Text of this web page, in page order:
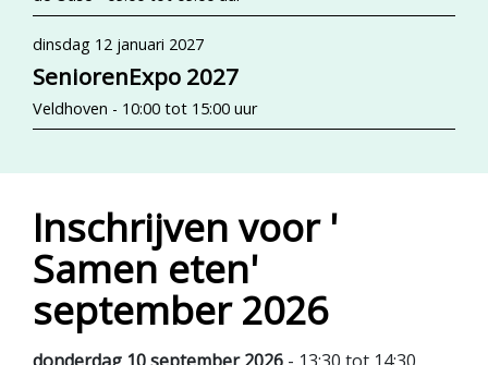
dinsdag 12 januari 2027
SeniorenExpo 2027
Veldhoven - 10:00 tot 15:00 uur
Inschrijven voor '
Samen eten'
september 2026